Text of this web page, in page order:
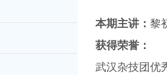
本期主讲： 黎
获得荣誉：
武汉杂技团优